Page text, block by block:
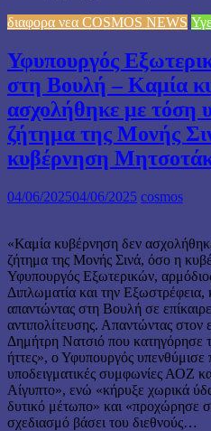
διαφορα νεα COSMOS NEWS
Υφυπουργός
στη Βουλή – Καμία
ασχολήθηκε με τόση
ζήτημα της Μονής
κυβέρνηση
04/06/202504/06/2025 cosmos
«Καμία κυβέρνηση δεν
ζήτημα της Μονής Σινά, όσο η
Υφυπουργός Εξωτερικών,
Διπλωματία και την
απαντώντας στη Βουλή σε
αντιπολίτευσης. Απαντώντας στον
Δημήτρη Νατσιό που κατηγόρησε
ήττες», ο Υφυπουργός
υποδειγματικές συμφωνίες ΑΟΖ
Αίγυπτο», ενώ «κήρυξε χωρικά
δυτικό μέτωπο» και «προχώρησε
σχεδιασμό βάσει του διεθνούς…